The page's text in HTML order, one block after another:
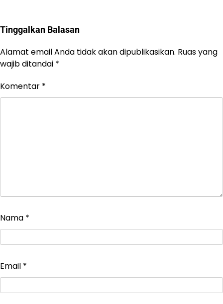
Tinggalkan Balasan
Alamat email Anda tidak akan dipublikasikan. Ruas yang
wajib ditandai *
Komentar *
Nama *
Email *